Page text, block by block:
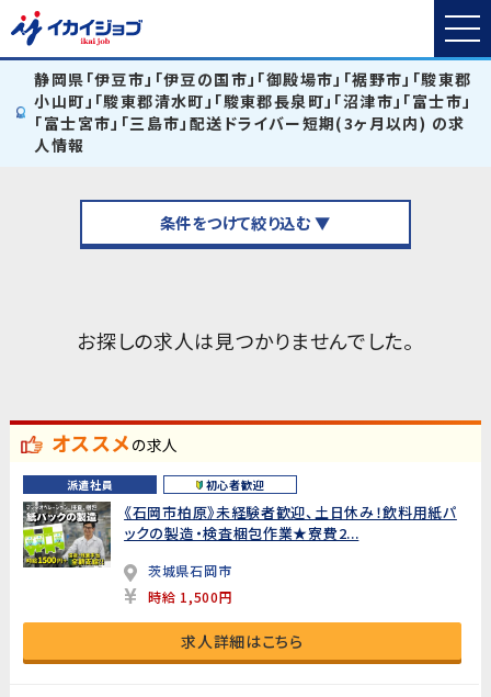
静岡県「伊豆市」「伊豆の国市」「御殿場市」「裾野市」「駿東郡
小山町」「駿東郡清水町」「駿東郡長泉町」「沼津市」「富士市」
「富士宮市」「三島市」配送ドライバー短期(3ヶ月以内) の求
人情報
条件をつけて絞り込む ▼
お探しの求人は見つかりませんでした。
オススメの求人
派遣社員 初心者歓迎
《石岡市柏原》未経験者歓迎、土日休み！飲料用紙パ
ックの製造・検査梱包作業★寮費2...
茨城県石岡市
時給 1,500円
求人詳細はこちら